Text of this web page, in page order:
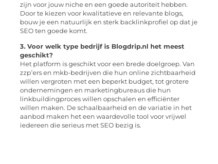
zijn voor jouw niche en een goede autoriteit hebben.
Door te kiezen voor kwalitatieve en relevante blogs,
bouw je een natuurlijk en sterk backlinkprofiel op dat je
SEO ten goede komt.
3. Voor welk type bedrijf is Blogdrip.nl het meest
geschikt?
Het platform is geschikt voor een brede doelgroep. Van
zzp’ers en mkb-bedrijven die hun online zichtbaarheid
willen vergroten met een beperkt budget, tot grotere
ondernemingen en marketingbureaus die hun
linkbuildingproces willen opschalen en efficiënter
willen maken. De schaalbaarheid en de variatie in het
aanbod maken het een waardevolle tool voor vrijwel
iedereen die serieus met SEO bezig is.